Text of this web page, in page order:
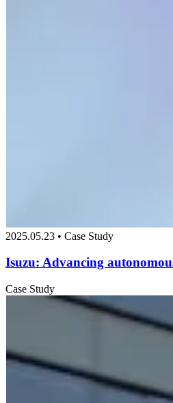
2025.05.23 • Case Study
Isuzu: Advancing
Case Study